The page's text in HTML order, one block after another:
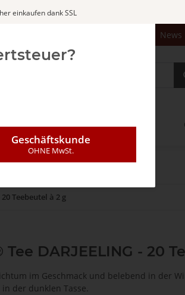
einkaufen dank SSL
News
KAFFEE OPINUM
Teebeutel à 2 g
Tee DARJEELING - 20
im Geschmack und belebend in der
der dunklen Tasse.
Geschäftskunde
OHNE MwSt.